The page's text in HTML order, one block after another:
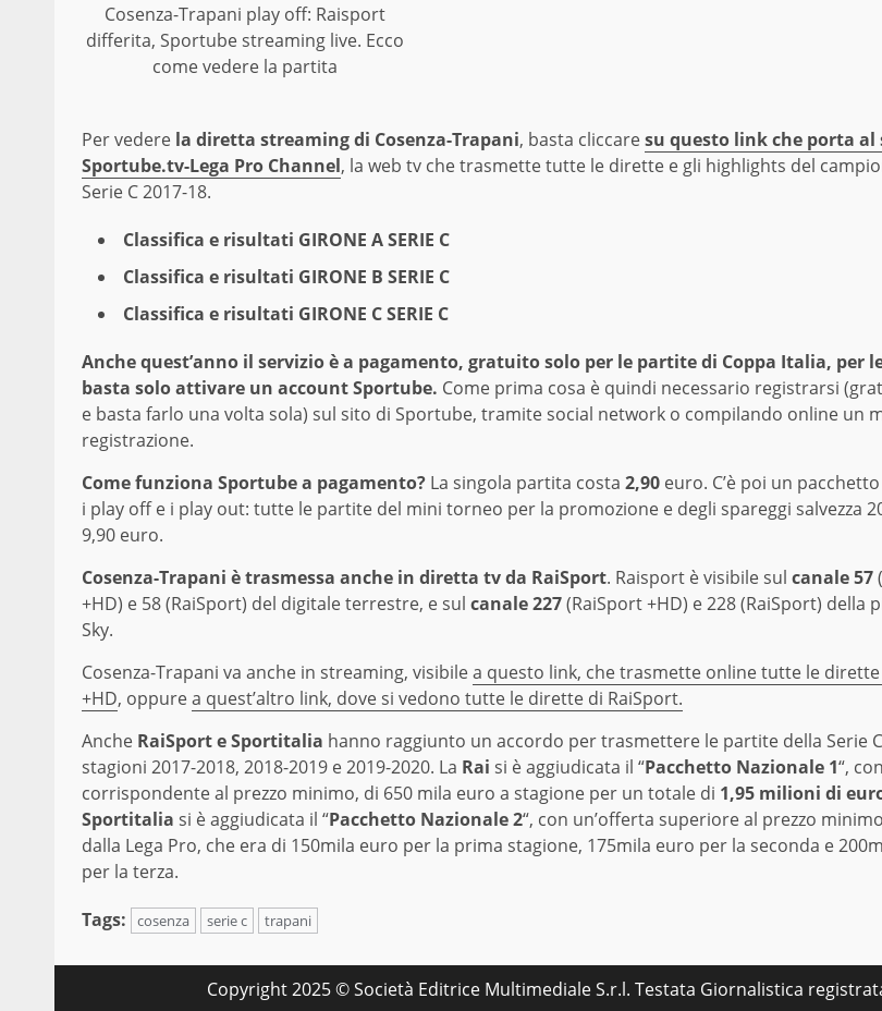
Cosenza-Trapani play off: Raisport
differita, Sportube streaming live. Ecco
come vedere la partita
Per vedere la diretta streaming di Cosenza-Trapani, basta cliccaresu questo link che porta al
Sportube.tv-Lega Pro Channel, la web tv che trasmette tutte le dirette e gli highlights del
Serie C 2017-18.
Classifica e risultati GIRONE A SERIE C
Classifica e risultati GIRONE B SERIE C
Classifica e risultati GIRONE C SERIE C
Anche quest’anno il servizio è a pagamento, gratuito solo per le partite di Coppa Italia, per
basta solo attivare un account Sportube. Come prima cosa è quindi necessario registrarsi
e basta farlo una volta sola) sul sito di Sportube, tramite social network o compilando online un
registrazione.
Come funziona Sportube a pagamento? La singola partita costa 2,90 euro. C’è poi un
i play off e i play out: tutte le partite del mini torneo per la promozione e degli spareggi salvezza
9,90 euro.
Cosenza-Trapani è trasmessa anche in diretta tv da RaiSport. Raisport è visibile sul canale 57
+HD) e 58 (RaiSport) del digitale terrestre, e sul canale 227(RaiSport +HD) e 228 (RaiSport) della
Sky.
Cosenza-Trapani va anche in streaming, visibilea questo link, che trasmette online tutte le
+HD, oppurea quest’altro link, dove si vedono tutte le dirette di RaiSport.
Anche RaiSport e Sportitalia hanno raggiunto un accordo per trasmettere le partite della Serie
stagioni 2017-2018, 2018-2019 e 2019-2020. La Rai si è aggiudicata il “Pacchetto Nazionale 1“,
corrispondente al prezzo minimo, di 650 mila euro a stagione per un totale di 1,95 milioni di
Sportitalia si è aggiudicata il “Pacchetto Nazionale 2“, con un’offerta superiore al prezzo
dalla Lega Pro, che era di 150mila euro per la prima stagione, 175mila euro per la seconda e
per la terza.
Tags:
cosenza serie c trapani
Copyright 2025 © Società Editrice Multimediale S.r.l. Testata Giornalistica